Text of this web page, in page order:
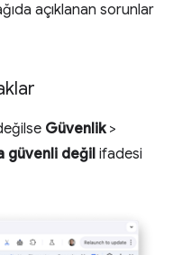
açıklanan sorunlar
Güvenlik>
güvenli değil ifadesi